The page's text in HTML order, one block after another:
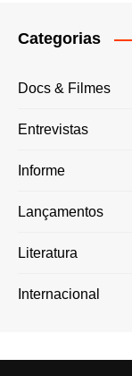
Categorias
Docs & Filmes
Entrevistas
Informe
Lançamentos
Literatura
Internacional